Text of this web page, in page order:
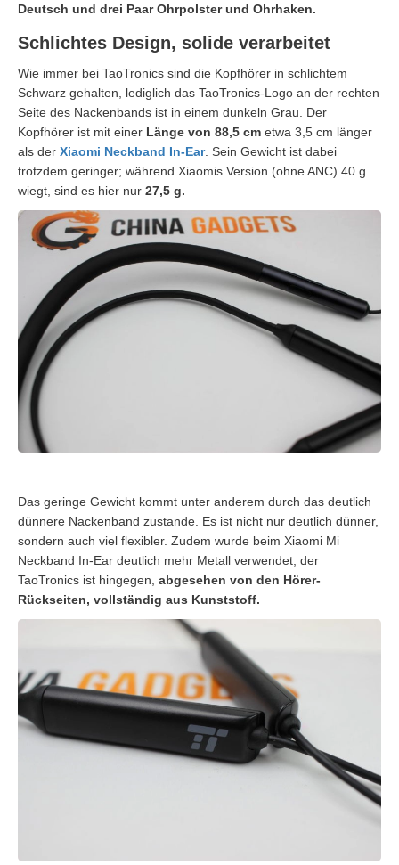
Deutsch und drei Paar Ohrpolster und Ohrhaken.
Schlichtes Design, solide verarbeitet
Wie immer bei TaoTronics sind die Kopfhörer in schlichtem
Schwarz gehalten, lediglich das TaoTronics-Logo an der rechten
Seite des Nackenbands ist in einem dunkeln Grau. Der
Kopfhörer ist mit einer Länge von 88,5 cm etwa 3,5 cm länger
als der Xiaomi Neckband In-Ear. Sein Gewicht ist dabei
trotzdem geringer; während Xiaomis Version (ohne ANC) 40 g
wiegt, sind es hier nur 27,5 g.
Das geringe Gewicht kommt unter anderem durch das deutlich
dünnere Nackenband zustande. Es ist nicht nur deutlich dünner,
sondern auch viel flexibler. Zudem wurde beim Xiaomi Mi
Neckband In-Ear deutlich mehr Metall verwendet, der
TaoTronics ist hingegen, abgesehen von den Hörer-
Rückseiten, vollständig aus Kunststoff.